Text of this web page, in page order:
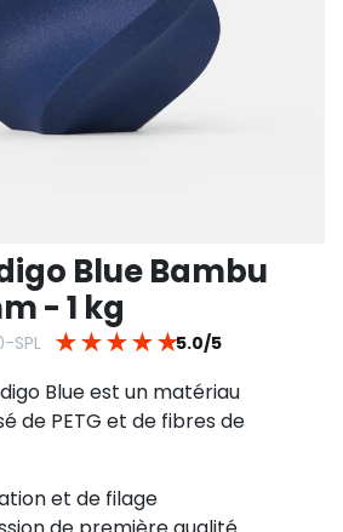
Blue Bambu
- 1 kg
SPL ★ ★ ★ ★ ★5.0/5
Blue est un matériau
de PETG et de fibres de
et de filage